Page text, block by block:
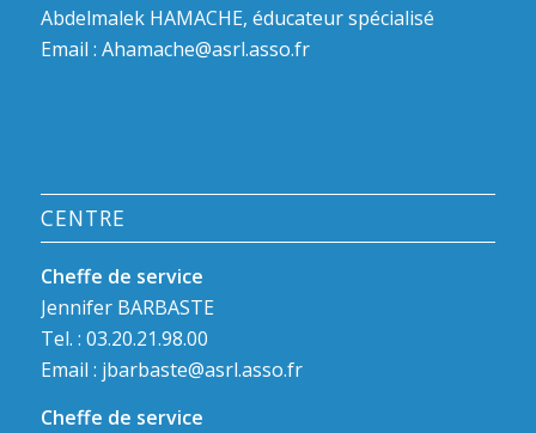
Abdelmalek HAMACHE, éducateur spécialisé
Email : Ahamache@asrl.asso.fr
CENTRE
Cheffe de service
Jennifer BARBASTE
Tel. : 03.20.21.98.00
Email : jbarbaste@asrl.asso.fr
Cheffe de service